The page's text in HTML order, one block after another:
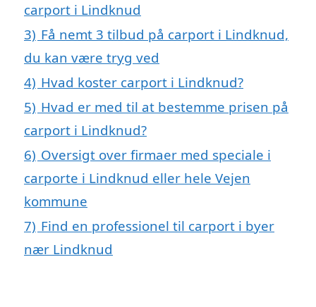
carport i Lindknud
3) Få nemt 3 tilbud på carport i Lindknud,
du kan være tryg ved
4) Hvad koster carport i Lindknud?
5) Hvad er med til at bestemme prisen på
carport i Lindknud?
6) Oversigt over firmaer med speciale i
carporte i Lindknud eller hele Vejen
kommune
7) Find en professionel til carport i byer
nær Lindknud